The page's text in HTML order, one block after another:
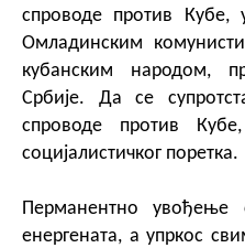
спроводе против Кубе,
Омладинским
кубанским народом,
Србије. Да се
спроводе против
социјалистичког поретка.
Перманентно увођење
енергената, а упркос